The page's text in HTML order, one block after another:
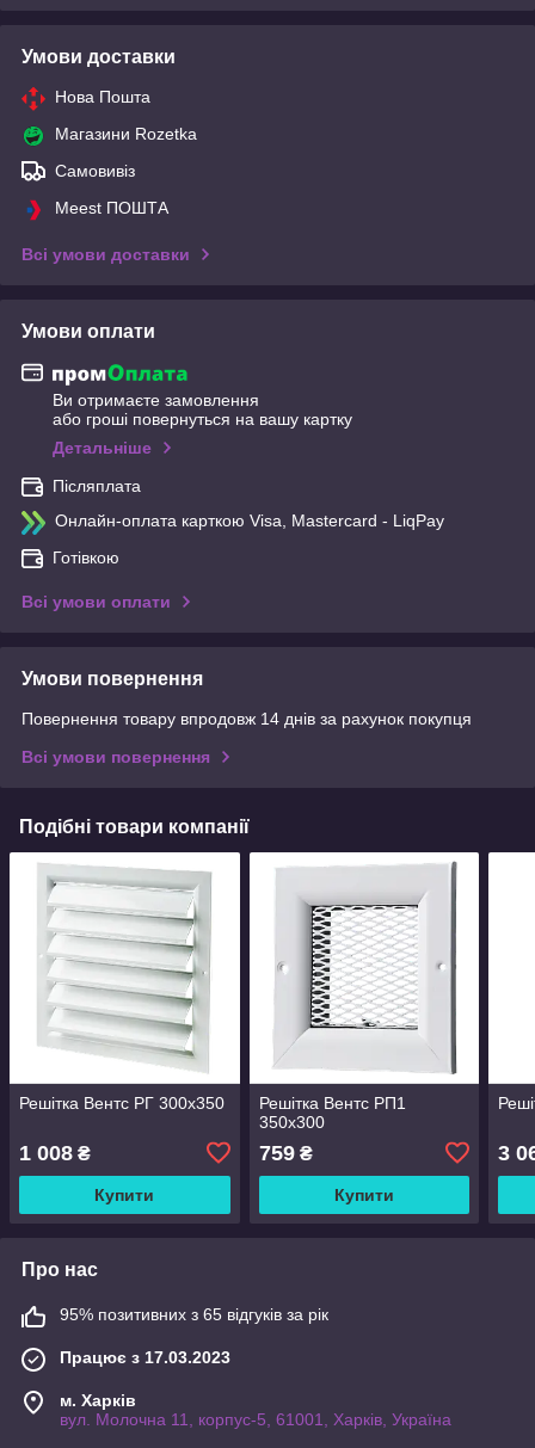
Умови доставки
Нова Пошта
Магазини Rozetka
Самовивіз
Meest ПОШТА
Всі умови доставки
Умови оплати
Ви отримаєте замовлення
або гроші повернуться на вашу картку
Детальніше
Післяплата
Онлайн-оплата карткою Visa, Mastercard - LiqPay
Готівкою
Всі умови оплати
Умови повернення
Повернення товару впродовж 14 днів за рахунок покупця
Всі умови повернення
Подібні товари компанії
Решітка Вентс РГ 300х350
1 008 ₴
Купити
Решітка Вентс РП1
350х300
759₴
Купити
3
Про нас
95% позитивних з 65 відгуків за рік
Працює з 17.03.2023
м. Харків
вул. Молочна 11, корпус-5, 61001, Харків, Україна